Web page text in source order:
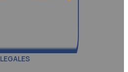
LEGALES